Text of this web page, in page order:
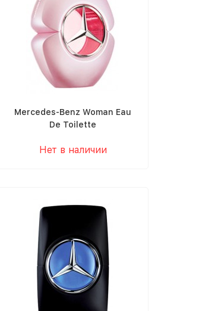
Mercedes-Benz Woman Eau
De Toilette
Нет в наличии